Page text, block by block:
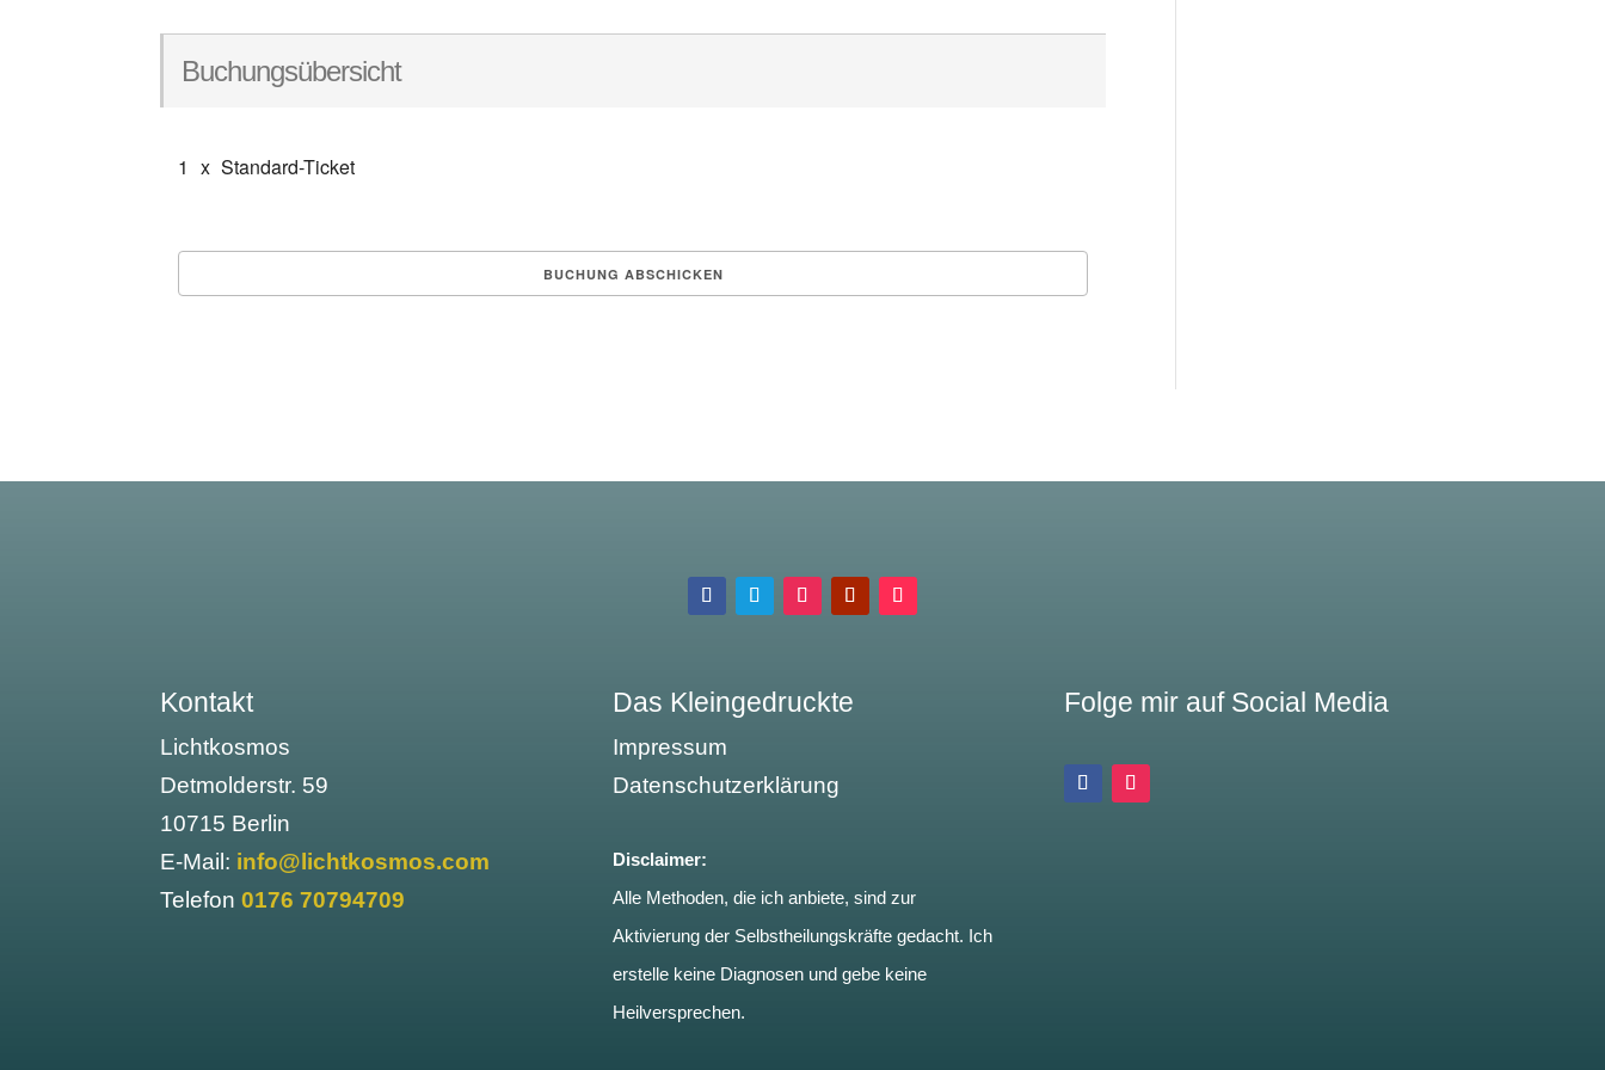
Buchungsübersicht
1 x Standard-Ticket
Kontakt
Lichtkosmos
Detmolderstr. 59
10715 Berlin
E-Mail: info@lichtkosmos.com
Telefon0176 70794709
Das Kleingedruckte
Impressum
Datenschutzerklärung
Disclaimer:
Alle Methoden, die ich anbiete, sind zur
Aktivierung der Selbstheilungskräfte gedacht. Ich
erstelle keine Diagnosen und gebe keine
Heilversprechen.
Folge mir auf Social Media